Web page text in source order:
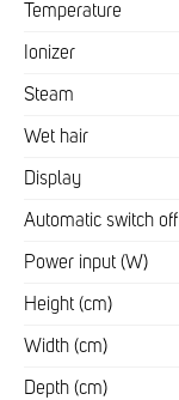
Temperature
Ionizer
Steam
Wet hair
Display
Automatic switch off
Power input (W)
Height (cm)
Width (cm)
Depth (cm)